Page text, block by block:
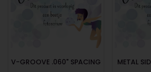
V-GROOVE .060" SPACING METAL